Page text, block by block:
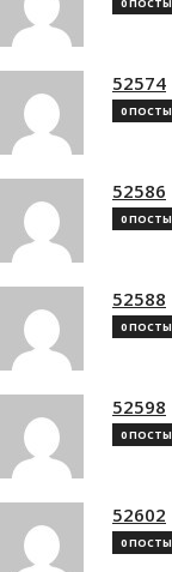
52574
0 ПОСТЫ
52586
0 ПОСТЫ
52588
0 ПОСТЫ
52598
0 ПОСТЫ
52602
0 ПОСТЫ